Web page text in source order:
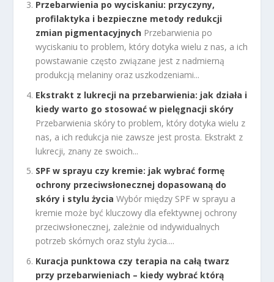
Przebarwienia po wyciskaniu: przyczyny,
profilaktyka i bezpieczne metody redukcji
zmian pigmentacyjnych Przebarwienia po
wyciskaniu to problem, który dotyka wielu z nas, a ich
powstawanie często związane jest z nadmierną
produkcją melaniny oraz uszkodzeniami...
Ekstrakt z lukrecji na przebarwienia: jak działa i
kiedy warto go stosować w pielęgnacji skóry
Przebarwienia skóry to problem, który dotyka wielu z
nas, a ich redukcja nie zawsze jest prosta. Ekstrakt z
lukrecji, znany ze swoich...
SPF w sprayu czy kremie: jak wybrać formę
ochrony przeciwsłonecznej dopasowaną do
skóry i stylu życia Wybór między SPF w sprayu a
kremie może być kluczowy dla efektywnej ochrony
przeciwsłonecznej, zależnie od indywidualnych
potrzeb skórnych oraz stylu życia....
Kuracja punktowa czy terapia na całą twarz
przy przebarwieniach – kiedy wybrać którą